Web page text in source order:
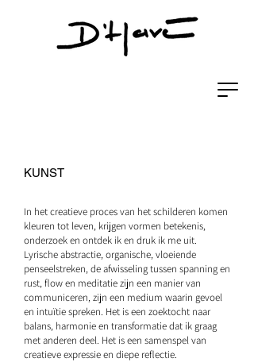
KUNST
In het creatieve proces van het schilderen komen
kleuren tot leven, krijgen vormen betekenis,
onderzoek en ontdek ik en druk ik me uit.
Lyrische abstractie, organische, vloeiende
penseelstreken, de afwisseling tussen spanning en
rust, flow en meditatie zijn een manier van
communiceren, zijn een medium waarin gevoel
en intuïtie spreken. Het is een zoektocht naar
balans, harmonie en transformatie dat ik graag
met anderen deel. Het is een samenspel van
creatieve expressie en diepe reflectie.